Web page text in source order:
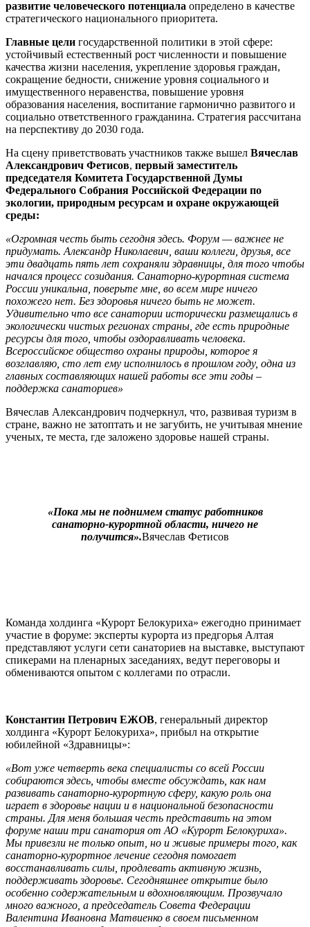
развитие человеческого потенциала определено в качестве
стратегического национального приоритета.
Главные цели государственной политики в этой сфере:
устойчивый естественный рост численности и повышение
качества жизни населения, укрепление здоровья граждан,
сокращение бедности, снижение уровня социального и
имущественного неравенства, повышение уровня
образования населения, воспитание гармонично развитого и
социально ответственного гражданина. Стратегия рассчитана
на перспективу до 2030 года.
На сцену приветствовать участников также вышел Вячеслав
Александрович Фетисов, первый заместитель
председателя Комитета Государственной Думы
Федерального Собрания Российской Федерации по
экологии, природным ресурсам и охране окружающей
среды:
«Огромная честь быть сегодня здесь. Форум — важнее не
придумать. Александр Николаевич, ваши коллеги, друзья, все
эти двадцать пять лет сохраняли здравницы, для того чтобы
начался процесс созидания. Санаторно-курортная система
России уникальна, поверьте мне, во всем мире ничего
похожего нет. Без здоровья ничего быть не может.
Удивительно что все санатории исторически размещались в
экологически чистых регионах страны, где есть природные
ресурсы для того, чтобы оздоравливать человека.
Всероссийское общество охраны природы, которое я
возглавляю, сто лет ему исполнилось в прошлом году, одна из
главных составляющих нашей работы все эти годы –
поддержка санаториев»
Вячеслав Александрович подчеркнул, что, развивая туризм в
стране, важно не затоптать и не загубить, не учитывая мнение
ученых, те места, где заложено здоровье нашей страны.
«Пока мы не поднимем статус работников
санаторно-курортной области, ничего не
получится».Вячеслав Фетисов
Команда холдинга «Курорт Белокуриха» ежегодно принимает
участие в форуме: эксперты курорта из предгорья Алтая
представляют услуги сети санаториев на выставке, выступают
спикерами на пленарных заседаниях, ведут переговоры и
обмениваются опытом с коллегами по отрасли.
Константин Петрович ЕЖОВ, генеральный директор
холдинга «Курорт Белокуриха», прибыл на открытие
юбилейной «Здравницы»:
«Вот уже четверть века специалисты со всей России
собираются здесь, чтобы вместе обсуждать, как нам
развивать санаторно-курортную сферу, какую роль она
играет в здоровье нации и в национальной безопасности
страны. Для меня большая честь представить на этом
форуме наши три санатория от АО «Курорт Белокуриха».
Мы привезли не только опыт, но и живые примеры того, как
санаторно-курортное лечение сегодня помогает
восстанавливать силы, продлевать активную жизнь,
поддерживать здоровье. Сегодняшнее открытие было
особенно содержательным и вдохновляющим. Прозвучало
много важного, а председатель Совета Федерации
Валентина Ивановна Матвиенко в своем письменном